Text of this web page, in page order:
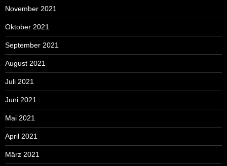
November 2021
Oktober 2021
September 2021
August 2021
Juli 2021
Juni 2021
Mai 2021
April 2021
März 2021